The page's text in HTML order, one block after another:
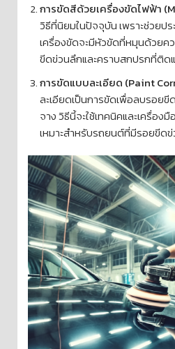
การขัดสีด้วยเครื่องขัดไฟฟ้า
วิธีที่นิยมในปัจจุบัน เพราะช่วยปร
เครื่องขัดจะมีหัวขัดที่หมุนด้วยค
ขีดข่วนลึกและคราบสกปรกที่ติด
การขัดแบบละเอียด (Paint
ละเอียดเป็นการขัดเพื่อลบรอย
จาง วิธีนี้จะใช้เทคนิคและเครื่อง
เหมาะสำหรับรถยนต์ที่มีรอยขีด